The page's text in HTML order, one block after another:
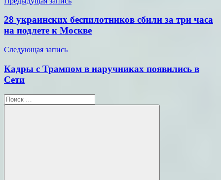
по
записям
28 украинских беспилотников сбили за три часа
на подлете к Москве
Следующая запись
Кадры с Трампом в наручниках появились в
Сети
Поиск
для: